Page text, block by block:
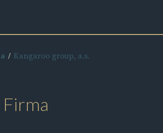
Kangaroo group, a.s.